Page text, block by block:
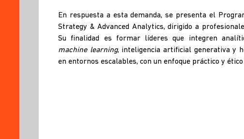
LLEVAR
LOGRARÉ
AYUDA
A
LA
NAVEGACIÓN
En respuesta a esta demanda, se presenta el
Strategy & Advanced Analytics, dirigido a
Su finalidad es formar líderes que integren
machine learning, inteligencia artificial generativa y
en entornos escalables, con un enfoque práctico y